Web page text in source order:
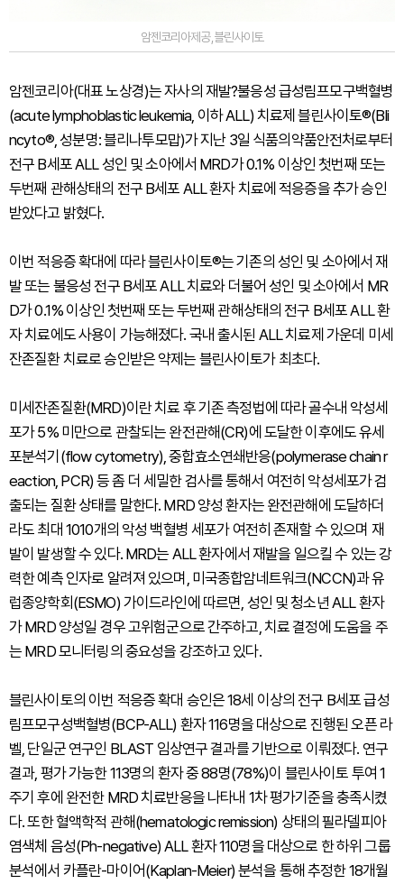
암젠코리아제공,블린사이토
암젠코리아(대표 노상경)는 자사의 재발?불응성 급성림프모구백혈병
(acute lymphoblastic leukemia, 이하 ALL) 치료제 블린사이토®(Bli
ncyto®, 성분명: 블리나투모맙)가 지난 3일 식품의약품안전처로부터
전구 B세포 ALL 성인 및 소아에서 MRD가 0.1% 이상인 첫번째 또는
두번째 관해상태의 전구 B세포 ALL 환자 치료에 적응증을 추가 승인
받았다고 밝혔다.
이번 적응증 확대에 따라 블린사이토®는 기존의 성인 및 소아에서 재
발 또는 불응성 전구 B세포 ALL 치료와 더불어 성인 및 소아에서 MR
D가 0.1% 이상인 첫번째 또는 두번째 관해상태의 전구 B세포 ALL 환
자 치료에도 사용이 가능해졌다. 국내 출시된 ALL 치료제 가운데 미세
잔존질환 치료로 승인받은 약제는 블린사이토가 최초다.
미세잔존질환(MRD)이란 치료 후 기존 측정법에 따라 골수내 악성세
포가 5% 미만으로 관찰되는 완전관해(CR)에 도달한 이후에도 유세
포분석기(flow cytometry), 중합효소연쇄반응(polymerase chain r
eaction, PCR) 등 좀 더 세밀한 검사를 통해서 여전히 악성세포가 검
출되는 질환 상태를 말한다. MRD 양성 환자는 완전관해에 도달하더
라도 최대 1010개의 악성 백혈병 세포가 여전히 존재할 수 있으며 재
발이 발생할 수 있다. MRD는 ALL 환자에서 재발을 일으킬 수 있는 강
력한 예측 인자로 알려져 있으며, 미국종합암네트워크(NCCN)과 유
럽종양학회(ESMO) 가이드라인에 따르면, 성인 및 청소년 ALL 환자
가 MRD 양성일 경우 고위험군으로 간주하고, 치료 결정에 도움을 주
는 MRD 모니터링의 중요성을 강조하고 있다.
블린사이토의 이번 적응증 확대 승인은 18세 이상의 전구 B세포 급성
림프모구성백혈병(BCP-ALL) 환자 116명을 대상으로 진행된 오픈 라
벨, 단일군 연구인 BLAST 임상연구 결과를 기반으로 이뤄졌다. 연구
결과, 평가 가능한 113명의 환자 중 88명(78%)이 블린사이토 투여 1
주기 후에 완전한 MRD 치료반응을 나타내 1차 평가기준을 충족시켰
다. 또한 혈액학적 관해(hematologic remission) 상태의 필라델피아
염색체 음성(Ph-negative) ALL 환자 110명을 대상으로 한 하위 그룹
분석에서 카플란-마이어(Kaplan-Meier) 분석을 통해 추정한 18개월